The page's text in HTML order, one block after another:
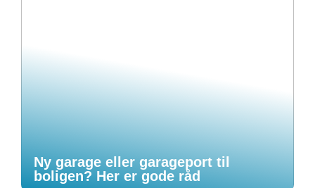
Ny garage eller garageport til
boligen? Her er gode råd